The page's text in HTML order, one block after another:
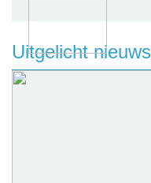
Uitgelicht nieuws